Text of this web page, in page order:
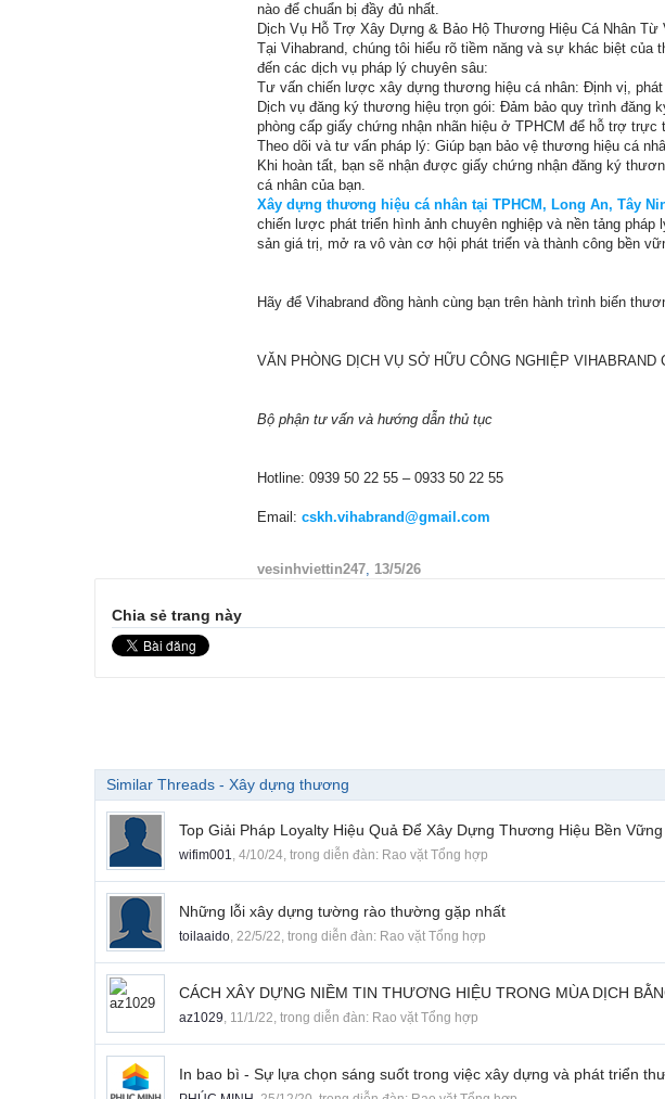
nào để chuẩn bị đầy đủ nhất.
Dịch Vụ Hỗ Trợ Xây Dựng & Bảo Hộ Thương Hiệu Cá Nhân Từ
Tại Vihabrand, chúng tôi hiểu rõ tiềm năng và sự khác biệt
đến các dịch vụ pháp lý chuyên sâu:
Tư vấn chiến lược xây dựng thương hiệu cá nhân: Định vị, phát
Dịch vụ đăng ký thương hiệu trọn gói: Đảm bảo quy trình đăng
phòng cấp giấy chứng nhận nhãn hiệu ở TPHCM để hỗ trợ trực
Theo dõi và tư vấn pháp lý: Giúp bạn bảo vệ thương hiệu cá
Khi hoàn tất, bạn sẽ nhận được giấy chứng nhận đăng ký
cá nhân của bạn.
Xây dựng thương hiệu cá nhân tại TPHCM, Long An, Tây
chiến lược phát triển hình ảnh chuyên nghiệp và nền tảng
sản giá trị, mở ra vô vàn cơ hội phát triển và thành công bền
Hãy để Vihabrand đồng hành cùng bạn trên hành trình biến
VĂN PHÒNG DỊCH VỤ SỞ HỮU CÔNG NGHIỆP VIHABRAND
Bộ phận tư vấn và hướng dẫn thủ tục
Hotline: 0939 50 22 55 – 0933 50 22 55
Email: cskh.vihabrand@gmail.com
vesinhviettin247, 13/5/26
Chia sẻ trang này
Similar Threads - Xây dựng thương
Top Giải Pháp Loyalty Hiệu Quả Để Xây Dựng Thương Hiệu Bền Vững
wifim001, 4/10/24, trong diễn đàn: Rao vặt Tổng hợp
Những lỗi xây dựng tường rào thường gặp nhất
toilaaido, 22/5/22, trong diễn đàn: Rao vặt Tổng hợp
CÁCH XÂY DỰNG NIỀM TIN THƯƠNG HIỆU TRONG MÙA DỊCH
az1029, 11/1/22, trong diễn đàn: Rao vặt Tổng hợp
In bao bì - Sự lựa chọn sáng suốt trong việc xây dựng và phát triển